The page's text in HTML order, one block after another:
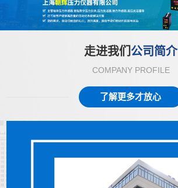
走进我们 公司简介
COMPANY PROFILE
了解更多才放心